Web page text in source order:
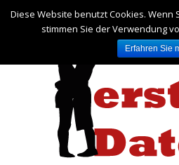
Diese Website benutzt Cookies. Wenn
stimmen Sie der Verwendung
Erfahren Sie